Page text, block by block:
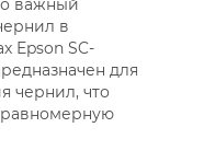
важный
в
Epson SC-
для
чернил, что
равномерную